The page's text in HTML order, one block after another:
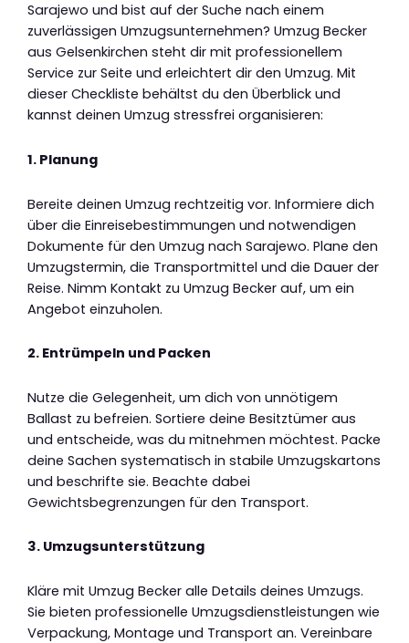
Sarajewo und bist auf der Suche nach einem
zuverlässigen Umzugsunternehmen? Umzug Becker
aus Gelsenkirchen steht dir mit professionellem
Service zur Seite und erleichtert dir den Umzug. Mit
dieser Checkliste behältst du den Überblick und
kannst deinen Umzug stressfrei organisieren:
1. Planung
Bereite deinen Umzug rechtzeitig vor. Informiere dich
über die Einreisebestimmungen und notwendigen
Dokumente für den Umzug nach Sarajewo. Plane den
Umzugstermin, die Transportmittel und die Dauer der
Reise. Nimm Kontakt zu Umzug Becker auf, um ein
Angebot einzuholen.
2. Entrümpeln und Packen
Nutze die Gelegenheit, um dich von unnötigem
Ballast zu befreien. Sortiere deine Besitztümer aus
und entscheide, was du mitnehmen möchtest. Packe
deine Sachen systematisch in stabile Umzugskartons
und beschrifte sie. Beachte dabei
Gewichtsbegrenzungen für den Transport.
3. Umzugsunterstützung
Kläre mit Umzug Becker alle Details deines Umzugs.
Sie bieten professionelle Umzugsdienstleistungen wie
Verpackung, Montage und Transport an. Vereinbare